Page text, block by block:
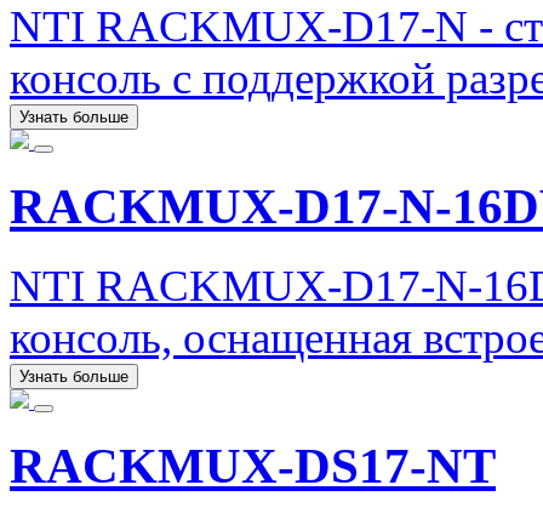
NTI RACKMUX-D17-N -
консоль с поддержкой
Узнать больше
RACKMUX-D17-N-
NTI RACKMUX-D17-N-
консоль, оснащенная
Узнать больше
RACKMUX-DS17-NT